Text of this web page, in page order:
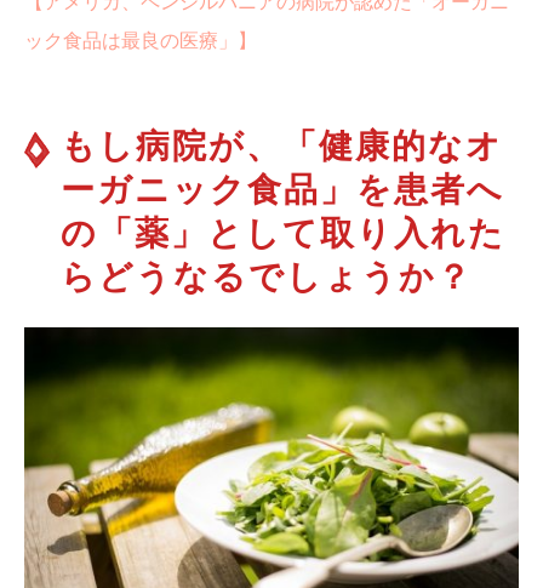
ック食品は最良の医療」】
もし病院が、「健康的なオ
ーガニック食品」を患者へ
の「薬」として取り入れた
らどうなるでしょうか？